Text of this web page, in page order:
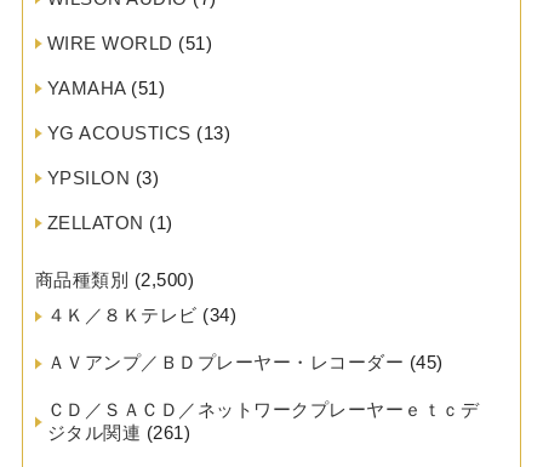
WIRE WORLD (51)
YAMAHA(51)
YG ACOUSTICS (13)
YPSILON (3)
ZELLATON (1)
商品種類別 (2,500)
４Ｋ／８Ｋテレビ (34)
ＡＶアンプ／ＢＤプレーヤー・レコーダー (45)
ＣＤ／ＳＡＣＤ／ネットワークプレーヤーｅｔｃデ
ジタル関連 (261)